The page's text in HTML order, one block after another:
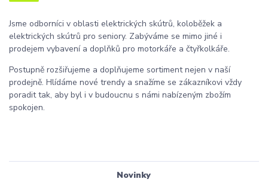
Novinky
Jsme odborníci v oblasti elektrických skútrů, koloběžek a
elektrických skútrů pro seniory. Zabýváme se mimo jiné i
prodejem vybavení a doplňků pro motorkáře a čtyřkolkáře.
Postupně rozšiřujeme a doplňujeme sortiment nejen v naší
prodejně. Hlídáme nové trendy a snažíme se zákazníkovi vždy
poradit tak, aby byl i v budoucnu s námi nabízeným zbožím
spokojen.